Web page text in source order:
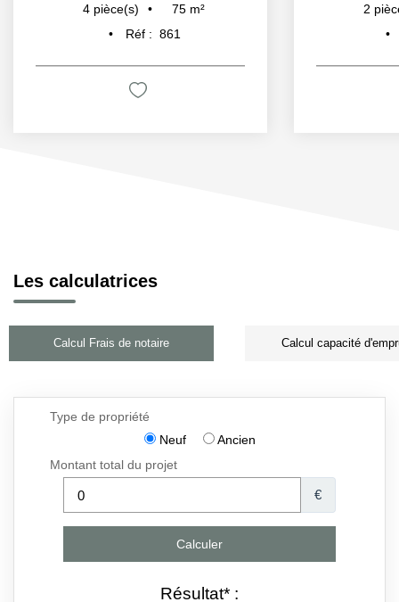
4 pièce(s) 75 m²
Réf : 861
2
Les calculatrices
Calcul Frais de notaire Calcul capacité